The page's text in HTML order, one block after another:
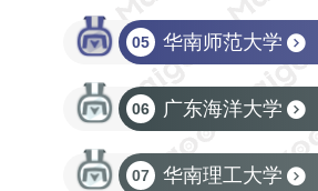
05 华南师范大学
06 广东海洋大学
07 华南理工大学